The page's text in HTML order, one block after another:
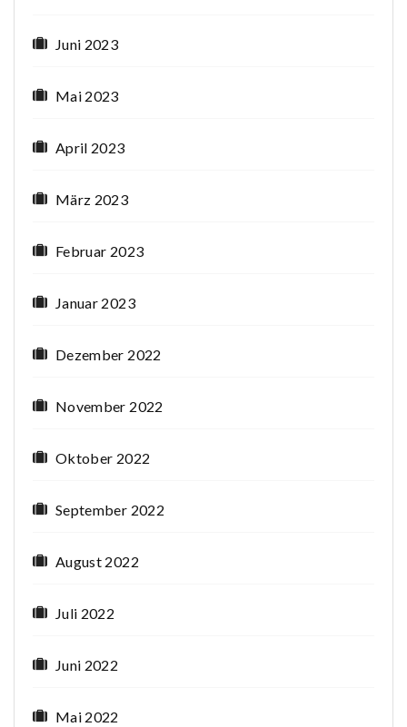
Juni 2023
Mai 2023
April 2023
März 2023
Februar 2023
Januar 2023
Dezember 2022
November 2022
Oktober 2022
September 2022
August 2022
Juli 2022
Juni 2022
Mai 2022